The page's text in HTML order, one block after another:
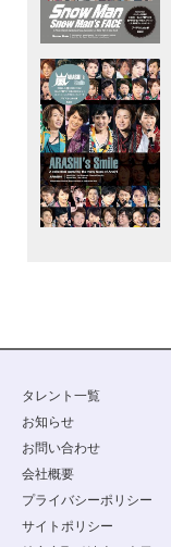
タレント一覧
お知らせ
お問い合わせ
会社概要
プライバシーポリシー
サイトポリシー